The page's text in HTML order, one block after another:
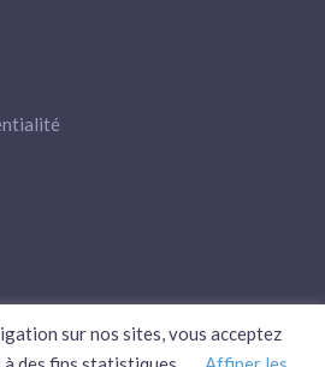
sur nos sites, vous acceptez